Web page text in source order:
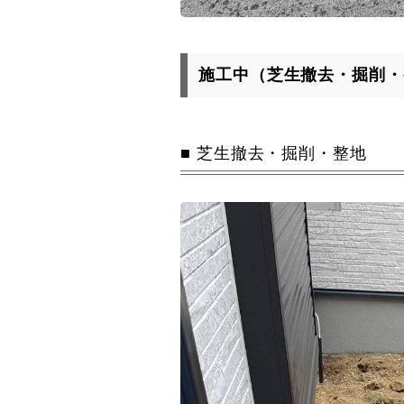
施工中（芝生撤去・掘削
芝生撤去・掘削・整地